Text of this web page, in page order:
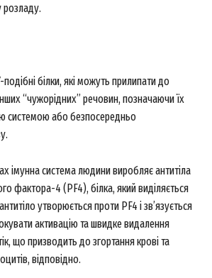
розладу.
подібні білки, які можуть прилипати до
“чужорідних” речовин, позначаючи їх
системою або безпосередньо
імунна система людини виробляє антитіла
фактора-4 (PF4), білка, який виділяється
утворюється проти PF4 і зв’язується
активацію та швидке видалення
що призводить до згортання крові та
відповідно.